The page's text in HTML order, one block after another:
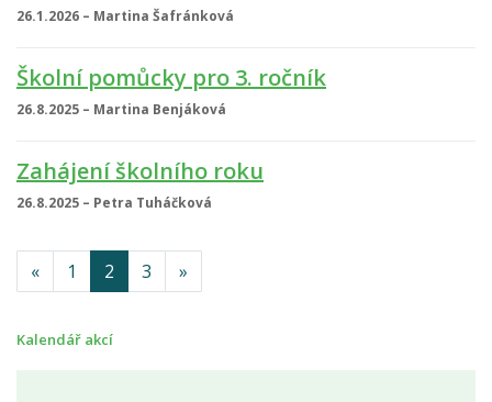
26.1.2026 – Martina Šafránková
Školní pomůcky pro 3. ročník
26.8.2025 – Martina Benjáková
Zahájení školního roku
26.8.2025 – Petra Tuháčková
« 1 2 3 »
Kalendář akcí